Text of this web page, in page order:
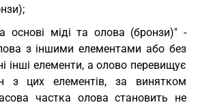
основі міді та олова (бронзи)" -
з іншими елементами або без
інші елементи, а олово перевищує
цих елементів, за винятком
частка олова становить не